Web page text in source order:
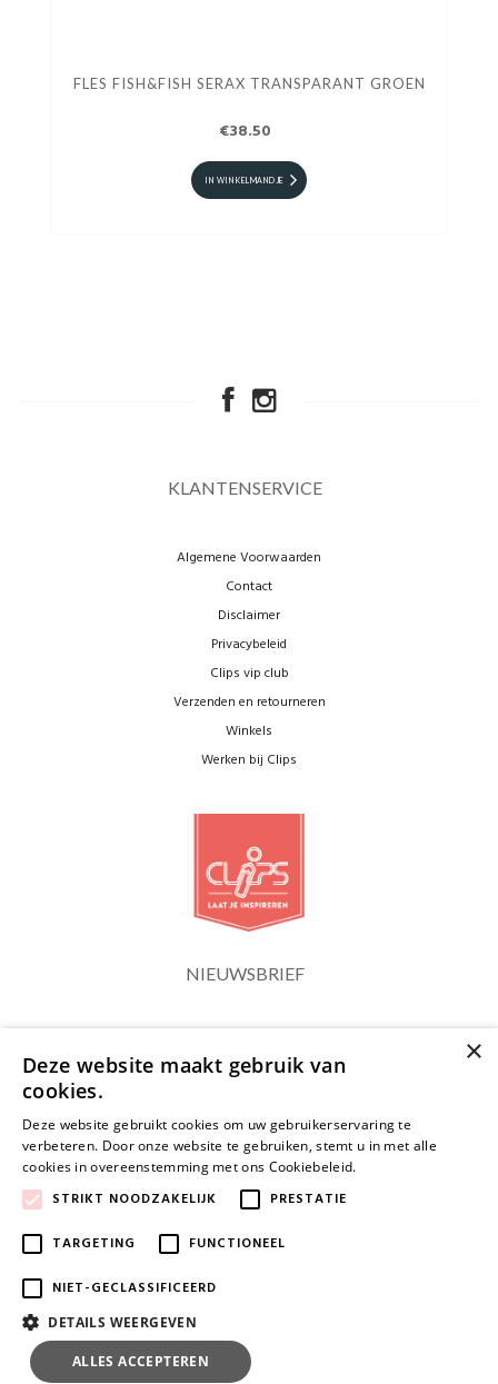
FLES FISH&FISH SERAX TRANSPARANT GROEN
€38.50
IN WINKELMANDJE
KLANTENSERVICE
Algemene Voorwaarden
Contact
Disclaimer
Privacybeleid
Clips vip club
Verzenden en retourneren
Winkels
Werken bij Clips
NIEUWSBRIEF
© 2026 www.clips.be | Powered by
×
Deze website maakt gebruik van
cookies.
Deze website gebruikt cookies om uw gebruikerservaring te
verbeteren. Door onze website te gebruiken, stemt u in met alle
cookies in overeenstemming met ons Cookiebeleid.
STRIKT NOODZAKELIJK
PRESTATIE
TARGETING
FUNCTIONEEL
NIET-GECLASSIFICEERD
DETAILS WEERGEVEN
ALLES ACCEPTEREN